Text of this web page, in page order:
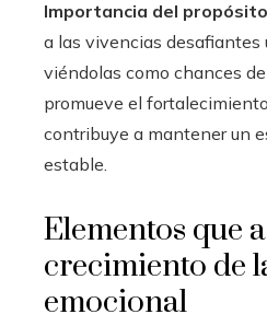
Importancia del
a las vivencias desafiantes
viéndolas como chances
promueve el
contribuye a mantener un
estable.
Elementos que
crecimiento de
emocional